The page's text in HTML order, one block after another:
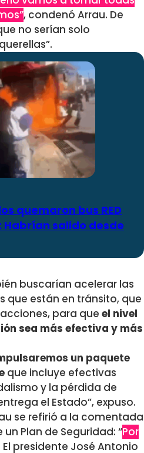
, condenó Arrau. De
no serían solo
quemaron bus RED
Habrían salido desde
buscarían acelerar las
que están en tránsito, que
para que el nivel
sea más efectiva y más
un paquete
que incluye efectivas
y la pérdida de
el Estado”, expuso.
se refirió a la comentada
Plan de Seguridad: “Por
El presidente José Antonio